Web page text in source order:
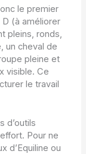
le premier
D (à améliorer
pleins, ronds,
un cheval de
pleine et
visible. Ce
le travail
d’outils
Pour ne
d’Equiline ou